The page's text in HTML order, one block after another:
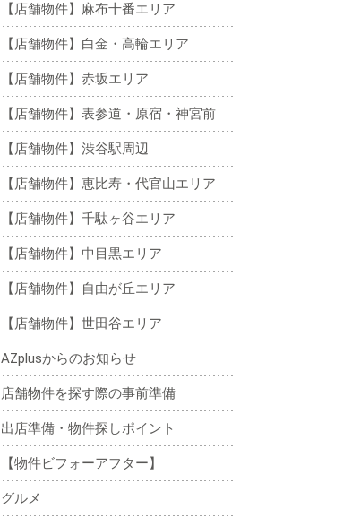
【店舗物件】麻布十番エリア
【店舗物件】白金・高輪エリア
【店舗物件】赤坂エリア
【店舗物件】表参道・原宿・神宮前
【店舗物件】渋谷駅周辺
【店舗物件】恵比寿・代官山エリア
【店舗物件】千駄ヶ谷エリア
【店舗物件】中目黒エリア
【店舗物件】自由が丘エリア
【店舗物件】世田谷エリア
AZplusからのお知らせ
店舗物件を探す際の事前準備
出店準備・物件探しポイント
【物件ビフォーアフター】
グルメ